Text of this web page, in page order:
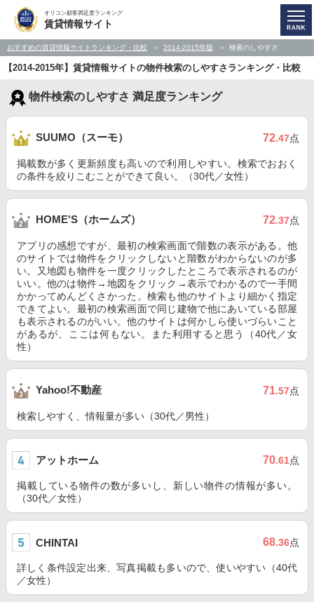
オリコン顧客満足度ランキング
賃貸情報サイト
おすすめの賃貸情報サイトランキング・比較 2014-2015年版 検索のしやすさ
【2014-2015年】賃貸情報サイトの物件検索のしやすさランキング・比較
物件検索のしやすさ 満足度ランキング
SUUMO（スーモ） 72.47点
掲載数が多く更新頻度も高いので利用しやすい。検索でおおく
の条件を絞りこむことができて良い。（30代／女性）
HOME'S（ホームズ） 72.37点
アプリの感想ですが、最初の検索画面で階数の表示がある。他
のサイトでは物件をクリックしないと階数がわからないのが多
い。又地図も物件を一度クリックしたところで表示されるのが
いい。他のは物件→地図をクリック→表示でわかるので一手間
かかってめんどくさかった。検索も他のサイトより細かく指定
できてよい。最初の検索画面で同じ建物で他にあいている部屋
も表示されるのがいい。他のサイトは何かしら使いづらいこと
があるが、ここは何もない。また利用すると思う（40代／女
性）
Yahoo!不動産 71.57点
検索しやすく、情報量が多い（30代／男性）
アットホーム 70.61点
掲載している物件の数が多いし、新しい物件の情報が多い。
（30代／女性）
CHINTAI 68.36点
詳しく条件設定出来、写真掲載も多いので、使いやすい（40代
／女性）